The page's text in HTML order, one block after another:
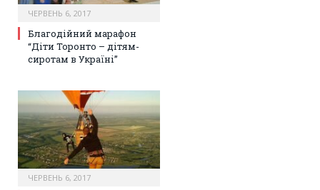
ЧЕРВЕНЬ 6, 2017
Благодійний марафон
“Діти Торонто – дітям-
сиротам в Україні”
ЧЕРВЕНЬ 6, 2017